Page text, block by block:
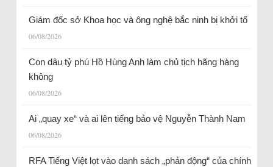
Giám đốc sở Khoa học và ông nghệ bắc ninh bị khởi tố
06/08/2026
Con dâu tỷ phú Hồ Hùng Anh làm chủ tịch hãng hàng
không
06/08/2026
Ai „quay xe“ và ai lên tiếng bảo vệ Nguyễn Thành Nam
06/08/2026
RFA Tiếng Việt lọt vào danh sách „phản động“ của chính